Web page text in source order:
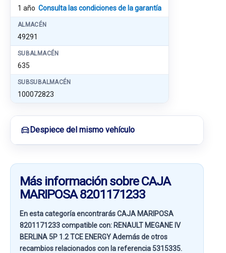
1 año Consulta las condiciones de la garantía
ALMACÉN
49291
SUBALMACÉN
635
SUBSUBALMACÉN
100072823
Despiece del mismo vehículo
Más información sobre CAJA
MARIPOSA 8201171233
En esta categoría encontrarás CAJA MARIPOSA
8201171233 compatible con: RENAULT MEGANE IV
BERLINA 5P 1.2 TCE ENERGYAdemás de otros
recambios relacionados con la referencia 5315335.